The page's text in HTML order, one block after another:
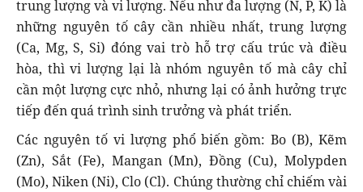
trung lượng và vi lượng. Nếu như đa lượng (N, P, K) là
những nguyên tố cây cần nhiều nhất, trung lượng
(Ca, Mg, S, Si) đóng vai trò hỗ trợ cấu trúc và điều
hòa, thì vi lượng lại là nhóm nguyên tố mà cây chỉ
cần một lượng cực nhỏ, nhưng lại có ảnh hưởng trực
tiếp đến quá trình sinh trưởng và phát triển.
Các nguyên tố vi lượng phổ biến gồm: Bo (B), Kẽm
(Zn), Sắt (Fe), Mangan (Mn), Đồng (Cu), Molypden
(Mo), Niken (Ni), Clo (Cl). Chúng thường chỉ chiếm vài